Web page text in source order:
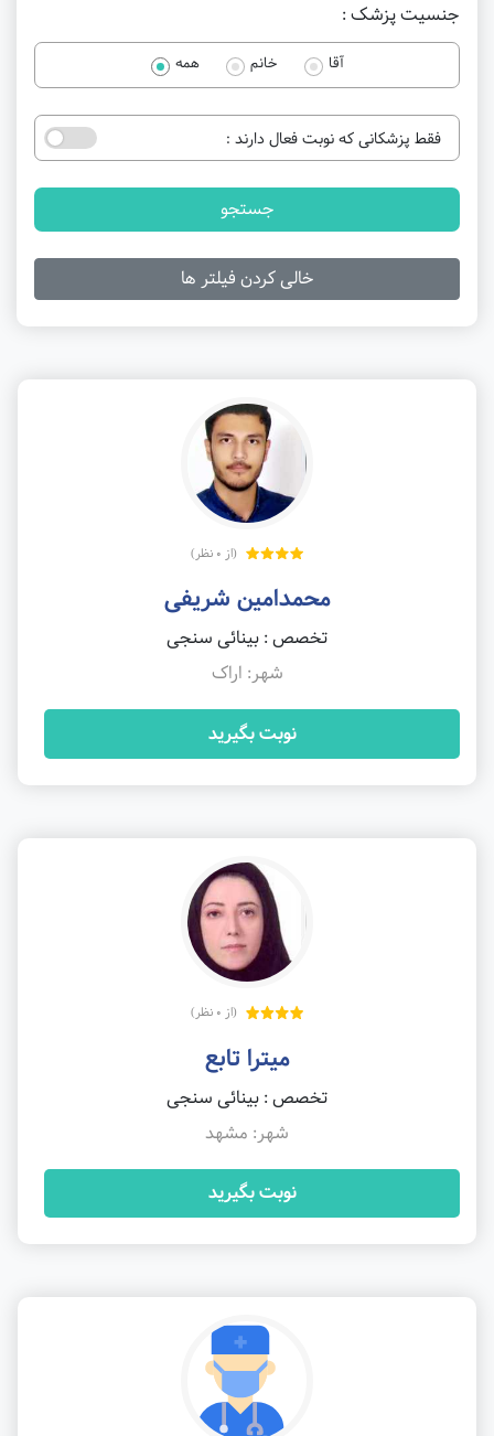
جنسیت پزشک :
آقا خانم همه
فقط پزشکانی که نوبت فعال دارند :
جستجو
خالی کردن فیلتر ها
(از 0 نظر)
محمدامین شریفی
تخصص : بینائی سنجی
شهر: اراک
نوبت بگیرید
(از 0 نظر)
میترا تابع
تخصص : بینائی سنجی
شهر: مشهد
نوبت بگیرید